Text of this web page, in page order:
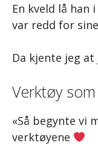
En kveld lå
var redd for
Da kjente jeg
Verktøy
«Så begynte vi
verktøyene